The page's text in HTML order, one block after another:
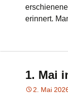
erinnert.
1. Mai
2. Mai